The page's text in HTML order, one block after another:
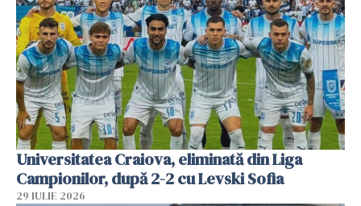
Universitatea Craiova, eliminată din Liga
Campionilor, după 2-2 cu Levski Sofia
29 IULIE 2026